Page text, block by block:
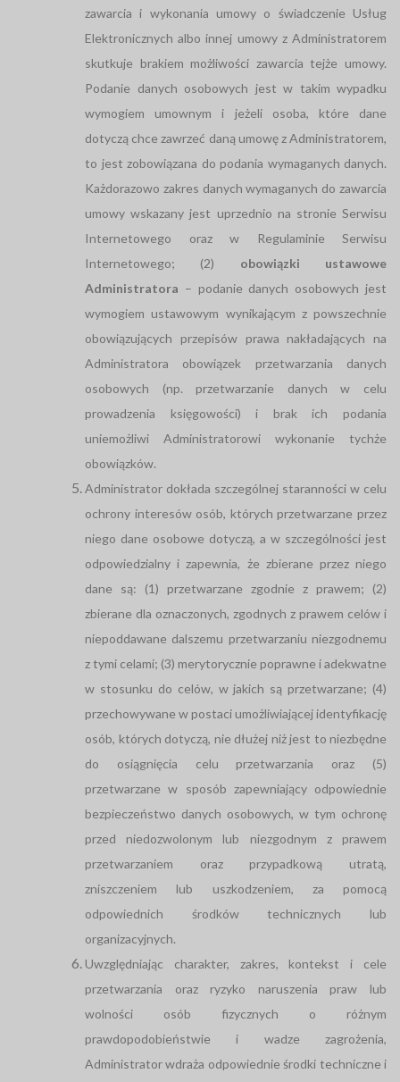
zawarcia i wykonania umowy o świadczenie Usług
Elektronicznych albo innej umowy z Administratorem
skutkuje brakiem możliwości zawarcia tejże umowy.
Podanie danych osobowych jest w takim wypadku
wymogiem umownym i jeżeli osoba, które dane
dotyczą chce zawrzeć daną umowę z Administratorem,
to jest zobowiązana do podania wymaganych danych.
Każdorazowo zakres danych wymaganych do zawarcia
umowy wskazany jest uprzednio na stronie Serwisu
Internetowego oraz w Regulaminie Serwisu
Internetowego; (2) obowiązki ustawowe
Administratora – podanie danych osobowych jest
wymogiem ustawowym wynikającym z powszechnie
obowiązujących przepisów prawa nakładających na
Administratora obowiązek przetwarzania danych
osobowych (np. przetwarzanie danych w celu
prowadzenia księgowości) i brak ich podania
uniemożliwi Administratorowi wykonanie tychże
obowiązków.
Administrator dokłada szczególnej staranności w celu
ochrony interesów osób, których przetwarzane przez
niego dane osobowe dotyczą, a w szczególności jest
odpowiedzialny i zapewnia, że zbierane przez niego
dane są: (1) przetwarzane zgodnie z prawem; (2)
zbierane dla oznaczonych, zgodnych z prawem celów i
niepoddawane dalszemu przetwarzaniu niezgodnemu
z tymi celami; (3) merytorycznie poprawne i adekwatne
w stosunku do celów, w jakich są przetwarzane; (4)
przechowywane w postaci umożliwiającej identyfikację
osób, których dotyczą, nie dłużej niż jest to niezbędne
do osiągnięcia celu przetwarzania oraz (5)
przetwarzane w sposób zapewniający odpowiednie
bezpieczeństwo danych osobowych, w tym ochronę
przed niedozwolonym lub niezgodnym z prawem
przetwarzaniem oraz przypadkową utratą,
zniszczeniem lub uszkodzeniem, za pomocą
odpowiednich środków technicznych lub
organizacyjnych.
Uwzględniając charakter, zakres, kontekst i cele
przetwarzania oraz ryzyko naruszenia praw lub
wolności osób fizycznych o różnym
prawdopodobieństwie i wadze zagrożenia,
Administrator wdraża odpowiednie środki techniczne i